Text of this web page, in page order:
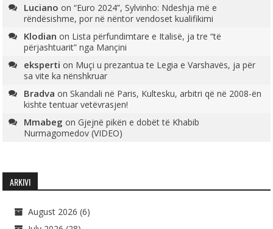
Luciano on“Euro 2024”, Sylvinho: Ndeshja më e
rëndësishme, por në nëntor vendoset kualifikimi
Klodian on Lista përfundimtare e Italisë, ja tre “të
përjashtuarit” nga Mançini
eksperti on Muçi u prezantua te Legia e Varshavës, ja për
sa vite ka nënshkruar
Bradva onSkandali në Paris, Kultesku, arbitri që në 2008-ën
kishte tentuar vetëvrasjen!
Mmabeg onGjejnë pikën e dobët të Khabib
Nurmagomedov (VIDEO)
ARKIVI
August 2026 (6)